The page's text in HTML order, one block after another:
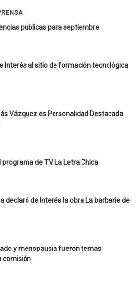
públicas para septiembre
Interés al sitio de formación tecnológica
Vázquez es Personalidad Destacada
programa de TV La Letra Chica
declaró de Interés la obra La barbarie de
y menopausia fueron temas
comisión